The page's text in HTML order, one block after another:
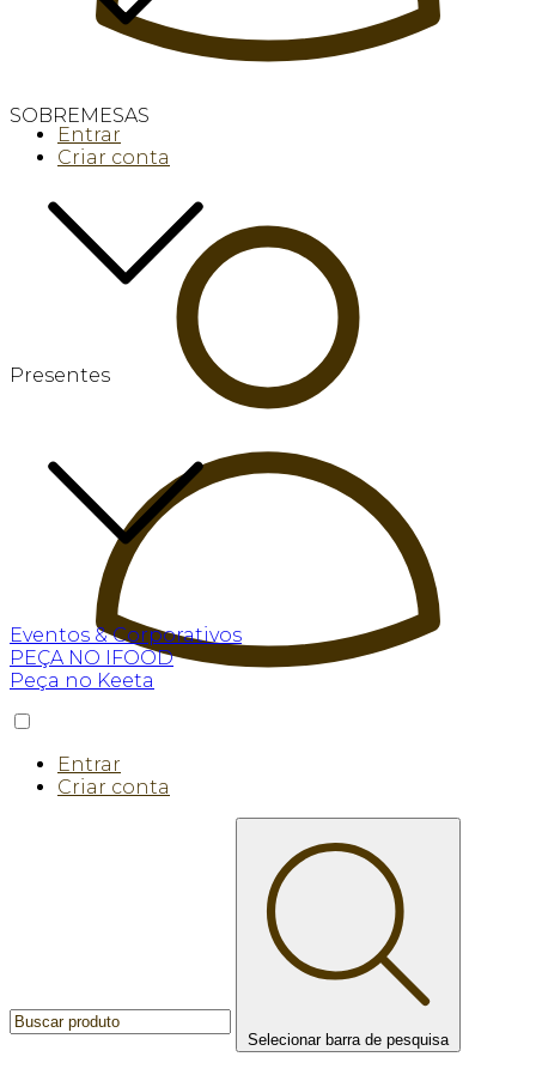
SOBREMESAS
Presentes
Eventos & Corporativos
PEÇA NO IFOOD
Peça no Keeta
Entrar
Criar conta
Entrar
Criar conta
Selecionar barra de pesquisa